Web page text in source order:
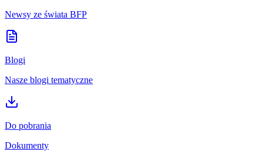
Newsy ze świata BFP
Blogi
Nasze blogi tematyczne
Do pobrania
Dokumenty